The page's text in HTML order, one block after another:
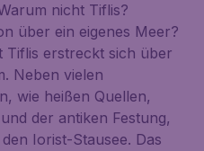
nicht Tiflis?
über ein eigenes Meer?
Tiflis erstreckt sich über
Neben vielen
wie heißen Quellen,
der antiken Festung,
Iorist-Stausee. Das